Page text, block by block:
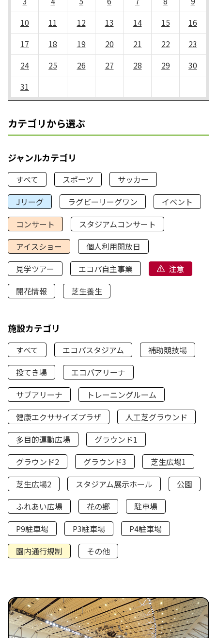
10
11 12 13 14 15
16
17
18 19 20 21 22
23
24
25 26 27 28 29
30
31
カテゴリから選ぶ
ジャンルカテゴリ
すべて スポーツ
サッカー
Jリーグ
ラグビーリーグワン
イベント
コンサート
スタジアムコンサート
アイスショー
個人利用開放日
見学ツアー
エコパ自主事業
注意
開花情報
芝生養生
施設カテゴリ
すべて エコパスタジアム
補助競技場
投てき場
エコパアリーナ
サブアリーナ
トレーニングルーム
健康エクササイズプラザ
人工芝グラウンド
多目的運動広場
グラウンド1
グラウンド2
グラウンド3
芝生広場1
芝生広場2
スタジアム展示ホール
公園
ふれあい広場
花の郷
駐車場
P9駐車場
P3駐車場
P4駐車場
園内通行規制
その他